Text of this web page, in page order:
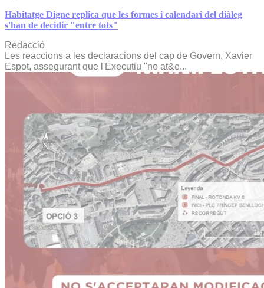
Habitatge Digne replica que les formes i calendari del diàleg
s'han de decidir "entre tots"
Redacció
Les reaccions a les declaracions del cap de Govern, Xavier
Espot, assegurant que l'Executiu "no at&e...